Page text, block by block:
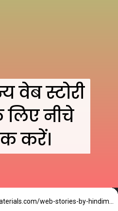
वेब स्टोरी
नीचे
करें।
https://hindimaterials.com/web-stories-by-hindimaterials/